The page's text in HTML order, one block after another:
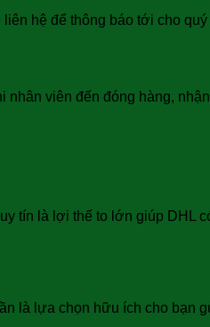
hệ để thông báo tới cho quý
viên đến đóng hàng,
tín là lợi thế to lớn giúp DHL
là lựa chọn hữu ích cho bạn